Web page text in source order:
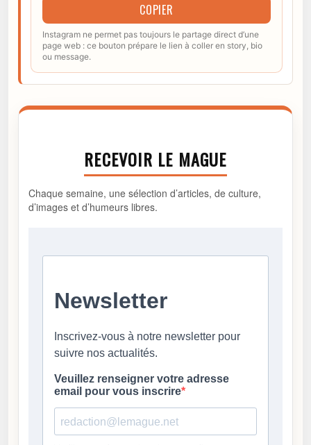
COPIER
Instagram ne permet pas toujours le partage direct d’une
page web : ce bouton prépare le lien à coller en story, bio
ou message.
RECEVOIR LE MAGUE
Chaque semaine, une sélection d’articles, de culture,
d’images et d’humeurs libres.